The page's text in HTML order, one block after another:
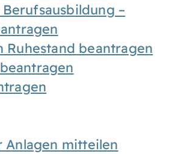
–
beantragen
Anlagen mitteilen